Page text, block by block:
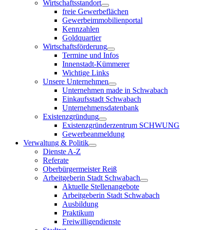
Wirtschaftsstandort
freie Gewerbeflächen
Gewerbeimmobilienportal
Kennzahlen
Goldquartier
Wirtschaftsförderung
Termine und Infos
Innenstadt-Kümmerer
Wichtige Links
Unsere Unternehmen
Unternehmen made in Schwabach
Einkaufsstadt Schwabach
Unternehmensdatenbank
Existenzgründung
Existenzgründerzentrum SCHWUNG
Gewerbeanmeldung
Verwaltung & Politik
Dienste A-Z
Referate
Oberbürgermeister Reiß
Arbeitgeberin Stadt Schwabach
Aktuelle Stellenangebote
Arbeitgeberin Stadt Schwabach
Ausbildung
Praktikum
Freiwilligendienste